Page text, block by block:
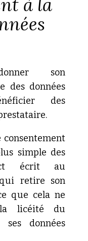
à la
son
des données
des
simple des
écrit au
qui retire son
que cela ne
licéité du
données